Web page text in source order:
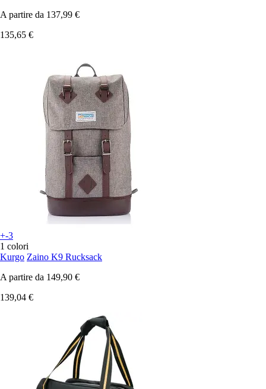
A partire da 137,99 €
135,65 €
+-3
1 colori
Kurgo Zaino K9 Rucksack
A partire da 149,90 €
139,04 €